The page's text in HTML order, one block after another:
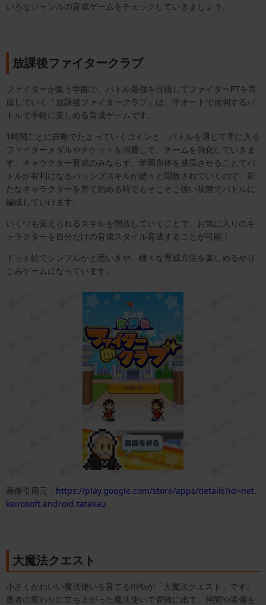
いろなジャンルの育成ゲームをチェックしていきましょう。
放課後ファイタークラブ
ファイターが集う学園で、バトル最強を目指してファイターPTを育
成していく「放課後ファイタークラブ」は、半オートで展開するバ
トルで手軽に楽しめる育成ゲームです。
1時間ごとに自動でたまっていくコインと、バトルを通じて手に入る
ファイターメダルやチケットを消費して、チームを強化していきま
す。キャラクター育成のみならず、学園自体を成長させることでバ
トルが有利になるパッシブスキルが続々と開放されていくので、新
たなキャラクターを育て始める時でもそこそこ強い状態でバトルに
編成していけます。
いくつも覚えられるスキルを開放していくことで、お気に入りのキ
ャラクターを自分だけの育成スタイル育成することが可能！
ドット絵でシンプルかと思いきや、様々な育成方法を楽しめるやり
こみゲームになっています。
画像引用元： https://play.google.com/store/apps/details?id=net.
kairosoft.android.tatakau
大魔法クエスト
小さくかわいい魔法使いを育てるRPGが「大魔法クエスト」です。
勇者の変わりに立ち上がった魔法使いで冒険に出て、仲間や装備を